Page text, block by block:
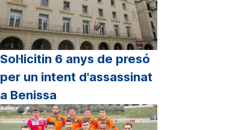
Sol·licitin 6 anys de presó
per un intent d'assassinat
a Benissa